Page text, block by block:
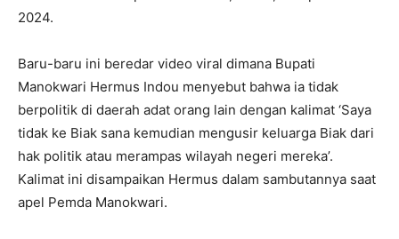
2024.
Baru-baru ini beredar video viral dimana Bupati
Manokwari Hermus Indou menyebut bahwa ia tidak
berpolitik di daerah adat orang lain dengan kalimat ‘Saya
tidak ke Biak sana kemudian mengusir keluarga Biak dari
hak politik atau merampas wilayah negeri mereka’.
Kalimat ini disampaikan Hermus dalam sambutannya saat
apel Pemda Manokwari.